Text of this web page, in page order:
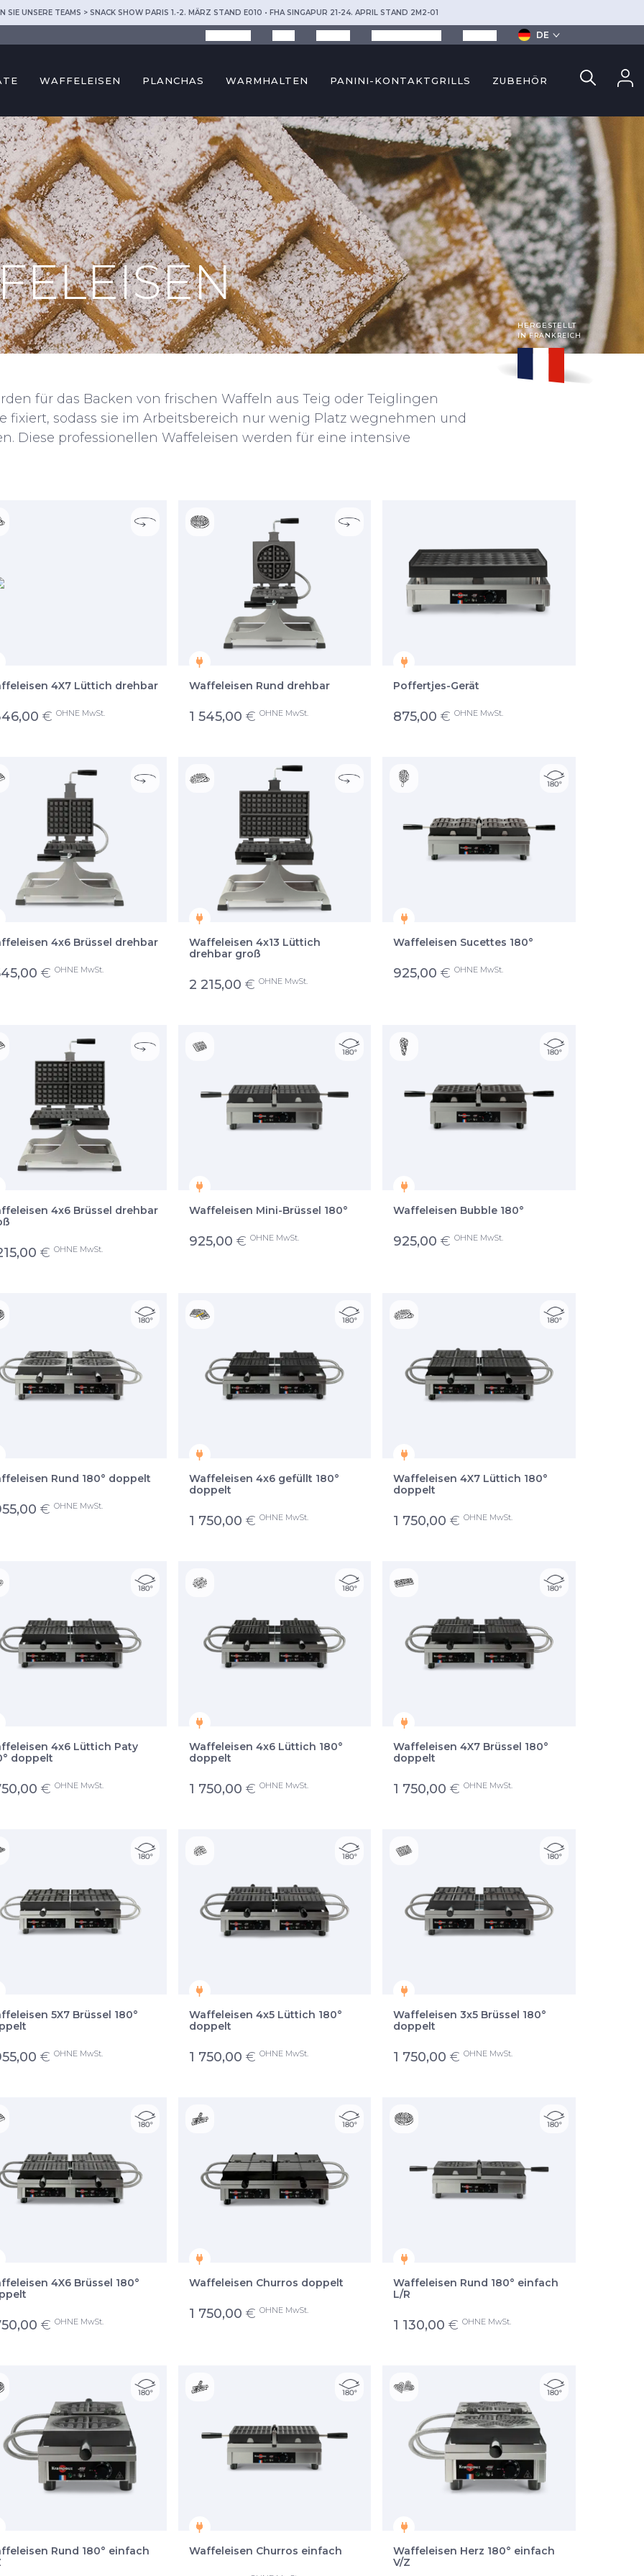
SIE UNSERE TEAMS > SNACK SHOW PARIS 1.-2. MÄRZ STAND E010 • FHA SINGAPUR 21-24. APRIL STAND 2M2-01
DE
WAFFELEISEN PLANCHAS WARMHALTEN PANINI-KONTAKTGRILLS ZUBEHÖR
HERGESTELLT
IN FRANKREICH
für das Backen von frischen Waffeln aus Teig oder Teiglingen
fixiert, sodass sie im Arbeitsbereich nur wenig Platz wegnehmen und
Diese professionellen Waffeleisen werden für eine intensive
4X7 Lüttich drehbar
€ OHNE MwSt.
Waffeleisen Rund drehbar
1 545,00 € OHNE MwSt.
Poffertjes-Gerät
875,00 € OHNE MwSt.
4x6 Brüssel drehbar
€ OHNE MwSt.
Waffeleisen 4x13 Lüttich
drehbar groß
2 215,00 € OHNE MwSt.
Waffeleisen Sucettes 180°
925,00 € OHNE MwSt.
4x6 Brüssel drehbar
€ OHNE MwSt.
Waffeleisen Mini-Brüssel 180°
925,00 € OHNE MwSt.
Waffeleisen Bubble 180°
925,00 € OHNE MwSt.
Rund 180° doppelt
€ OHNE MwSt.
Waffeleisen 4x6 gefüllt 180°
doppelt
1 750,00 € OHNE MwSt.
Waffeleisen 4X7 Lüttich 180°
doppelt
1 750,00 € OHNE MwSt.
4x6 Lüttich Paty
doppelt
€ OHNE MwSt.
Waffeleisen 4x6 Lüttich 180°
doppelt
1 750,00 € OHNE MwSt.
Waffeleisen 4X7 Brüssel 180°
doppelt
1 750,00 € OHNE MwSt.
5X7 Brüssel 180°
€ OHNE MwSt.
Waffeleisen 4x5 Lüttich 180°
doppelt
1 750,00 € OHNE MwSt.
Waffeleisen 3x5 Brüssel 180°
doppelt
1 750,00 € OHNE MwSt.
4X6 Brüssel 180°
€ OHNE MwSt.
Waffeleisen Churros doppelt
1 750,00 € OHNE MwSt.
Waffeleisen Rund 180° einfach
L/R
1 130,00 € OHNE MwSt.
Rund 180° einfach
Waffeleisen Churros einfach
Waffeleisen Herz 180° einfach
V/Z